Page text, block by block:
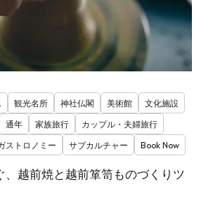
観光名所 神社仏閣 美術館
文化施設
通年 家族旅行
カップル・夫婦旅行
ストロノミー サブカルチャー Book Now
、越前焼と越前箪笥ものづくりツ